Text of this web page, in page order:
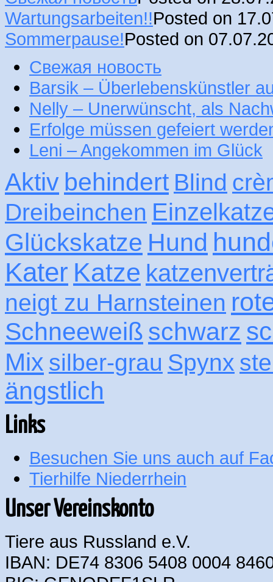
Wartungsarbeiten!!Posted on
Sommerpause!Posted on
Свежая новость
Barsik – Überlebenskünstler
Nelly – Unerwünscht, als
Erfolge müssen gefeiert
Leni – Angekommen im Glück
Aktiv behindert Blind
Dreibeinchen
Glückskatze Hund
Kater Katze
neigt zu Harnsteinen
Schneeweiß schwarz
Mix silber-grau Spynx
ängstlich
Links
Besuchen Sie uns auch auf
Tierhilfe Niederrhein
Unser Vereinskonto
Tiere aus Russland e.V.
IBAN: DE74 8306 5408 0004